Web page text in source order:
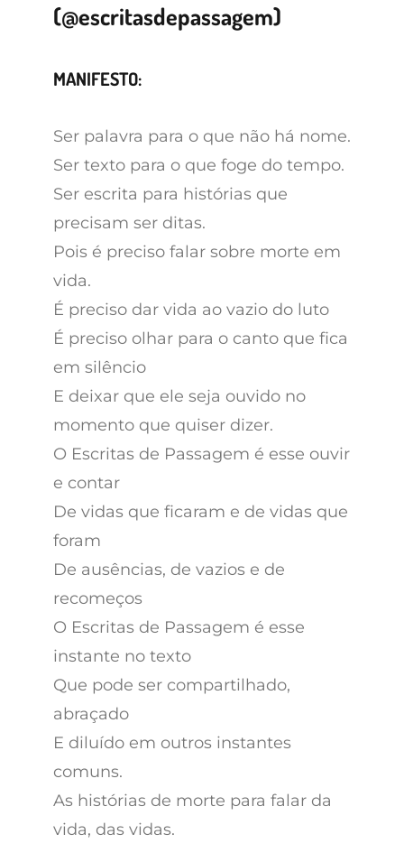
(@escritasdepassagem)
MANIFESTO:
Ser palavra para o que não há nome.
Ser texto para o que foge do tempo.
Ser escrita para histórias que
precisam ser ditas.
Pois é preciso falar sobre morte em
vida.
É preciso dar vida ao vazio do luto
É preciso olhar para o canto que fica
em silêncio
E deixar que ele seja ouvido no
momento que quiser dizer.
O Escritas de Passagem é esse ouvir
e contar
De vidas que ficaram e de vidas que
foram
De ausências, de vazios e de
recomeços
O Escritas de Passagem é esse
instante no texto
Que pode ser compartilhado,
abraçado
E diluído em outros instantes
comuns.
As histórias de morte para falar da
vida, das vidas.